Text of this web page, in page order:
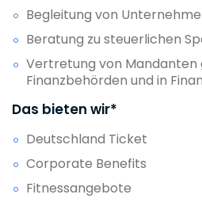
Begleitung von
Beratung zu steuerlichen
Vertretung von Mandanten
Finanzbehörden und in
Das bieten wir*
Deutschland Ticket
Corporate Benefits
Fitnessangebote